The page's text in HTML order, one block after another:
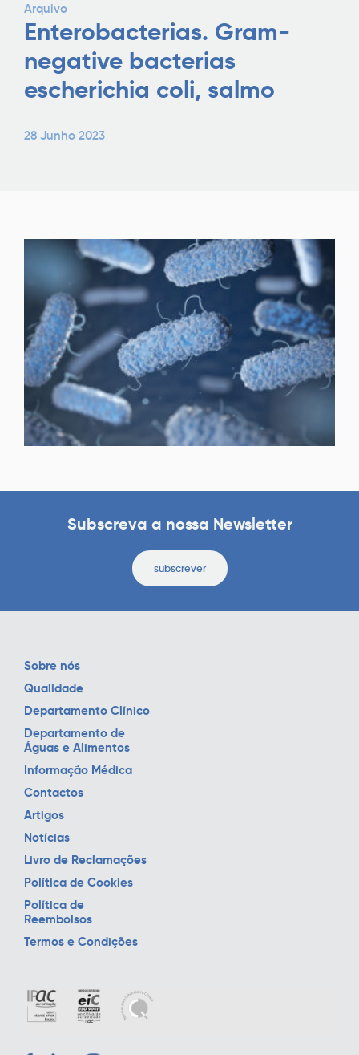
Arquivo
Enterobacterias. Gram-
negative bacterias
escherichia coli, salmo
28 Junho 2023
Subscreva a nossa Newsletter
subscrever
Sobre nós
Qualidade
Departamento Clínico
Departamento de
Águas e Alimentos
Informação Médica
Contactos
Artigos
Notícias
Livro de Reclamações
Política de Cookies
Política de
Reembolsos
Termos e Condições